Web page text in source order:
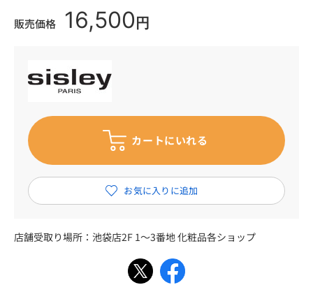
販売価格 16,500 円
店舗受取り場所： 池袋店2F 1～3番地 化粧品各ショップ